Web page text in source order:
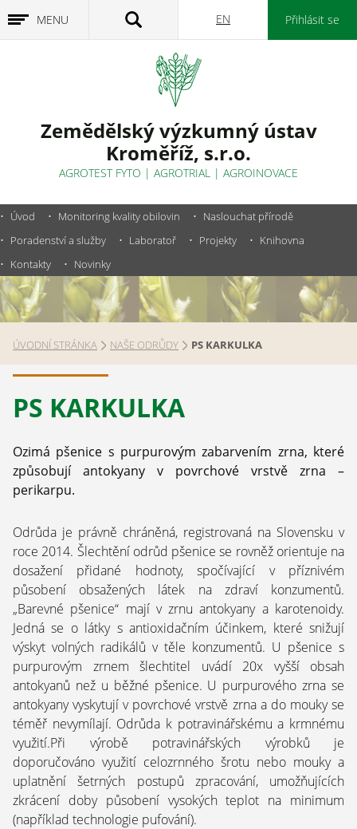
MENU
Zemědělský výzkumný ústav
Kroměříž, s.r.o.
AGROTEST FYTO | AGROTRIAL | AGROINOVACE
EN Přihlásit se
Úvod Monitoring kvality obilovin
Naslouchat přírodě
Poradenství a služby
Laboratoř Projekty
Knihovna
Kontakty
Novinky
ÚVODNÍ STRÁNKA NAŠE ODRŮDY PS KARKULKA
PS KARKULKA
Ozimá pšenice s purpurovým zabarvením zrna, které
způsobují antokyany v povrchové vrstvě zrna –
perikarpu.
Odrůda je právně chráněná, registrovaná na Slovensku v
roce 2014. Šlechtění odrůd pšenice se rovněž orientuje na
dosažení přidané hodnoty, spočívající v příznivém
působení obsažených látek na zdraví konzumentů.
„Barevné pšenice“ mají v zrnu antokyany a karotenoidy.
Jedná se o látky s antioxidačním účinkem, které snižují
výskyt volných radikálů v těle konzumentů. U pšenice s
purpurovým zrnem šlechtitel uvádí 20x vyšší obsah
antokyanů než u běžné pšenice. U purpurového zrna se
antokyany vyskytují v povrchové vrstvě zrna a do mouky se
téměř nevymílají. Odrůda k potravinářskému a krmnému
využití.Při výrobě potravinářských výrobků je
doporučováno využití celozrnného šrotu nebo mouky a
uplatnění šetrných postupů zpracování, umožňujících
zkrácení doby působení vysokých teplot na minimum
(například technologie pufování).